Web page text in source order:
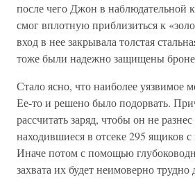
после чего Джон в наблюдательной
смог вплотную приблизиться к
вход в нее закрывала толстая
тоже были надежно защищены
Стало ясно, что наиболее уязвимое
Ее-то и решено было подорвать.
рассчитать заряд, чтобы он не
находившиеся в отсеке 295 ящиков
Иначе потом с помощью
захвата их будет неимоверно трудно